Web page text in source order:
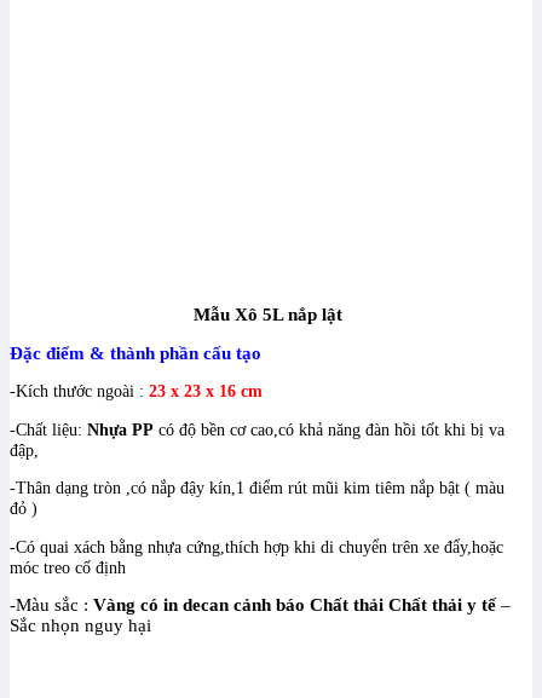
Mẫu Xô 5L nắp lật
Đặc điểm & thành phần cấu tạo
-Kích thước ngoài : 23 x 23 x 16 cm
-Chất liệu: Nhựa PP có độ bền cơ cao,có khả năng đàn hồi tốt khi bị va
đập,
-Thân dạng tròn ,có nắp đậy kín,1 điểm rút mũi kim tiêm nắp bật ( màu
đỏ )
-Có quai xách bằng nhựa cứng,thích hợp khi di chuyển trên xe đẩy,hoặc
móc treo cố định
-Màu sắc : Vàng có in decan cảnh báo Chất thải Chất thải y tế–
Sắc nhọn nguy hại